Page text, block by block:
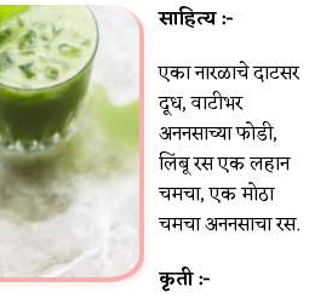
साहित्य :-
एका नारळाचे दाटसर
दूध, वाटीभर
अननसाच्या फोडी,
लिंबू रस एक लहान
चमचा, एक मोठा
चमचा अननसाचा रस.
कृती :-